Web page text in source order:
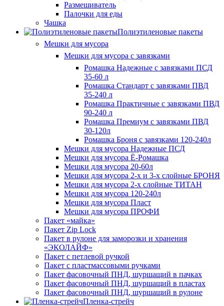
Размешиватель
Палочки для еды
Чашка
Полиэтиленовые пакеты
Мешки для мусора
Мешки для мусора с завязками
Ромашка Надежные с завязками ПСД
35-60 л
Ромашка Стандарт с завязками ПВД
35-240 л
Ромашка Практичные с завязками ПВД
90-240 л
Ромашка Премиум с завязками ПВД
30-120л
Ромашка Броня с завязками 120-240л
Мешки для мусора Надежные ПСД
Мешки для мусора Ё-Ромашка
Мешки для мусора 20-60л
Мешки для мусора 2-х и 3-х слойные БРОНЯ
Мешки для мусора 2-х слойные ТИТАН
Мешки для мусора 120-240л
Мешки для мусора Пласт
Мешки для мусора ПРОФИ
Пакет «майка»
Пакет Zip Lock
Пакет в рулоне для заморозки и хранения
«ЭКОЛАЙФ»
Пакет с петлевой ручкой
Пакет с пластмассовыми ручками
Пакет фасовочный ПНД, шуршащий в пачках
Пакет фасовочный ПНД, шуршащий в пластах
Пакет фасовочный ПНД, шуршащий в рулоне
Пленка-стрейч